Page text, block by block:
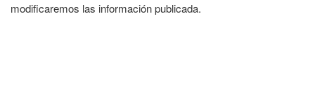
modificaremos las información publicada.